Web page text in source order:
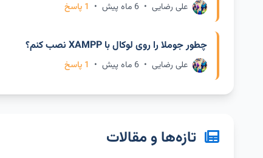
علی رضایی • 6 ماه پیش • 1 پاسخ
چطور جوملا را روی لوکال با XAMPP نصب کنم؟
علی رضایی • 6 ماه پیش • 1 پاسخ
تازه‌ها و مقالات